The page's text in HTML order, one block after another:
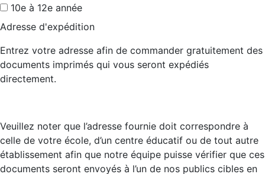
10e à 12e année
Adresse d'expédition
Entrez votre adresse afin de commander gratuitement des
documents imprimés qui vous seront expédiés
directement.
Veuillez noter que l’adresse fournie doit correspondre à
celle de votre école, d’un centre éducatif ou de tout autre
établissement afin que notre équipe puisse vérifier que ces
documents seront envoyés à l’un de nos publics cibles en